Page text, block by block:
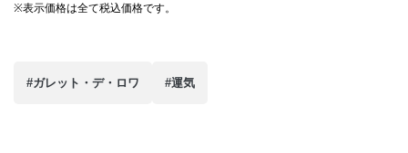
※表示価格は全て税込価格です。
#ガレット・デ・ロワ #運気